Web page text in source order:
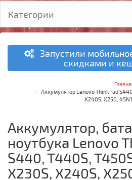
Категории
Запустили
скидками и
Аккумулятор Lenovo ThinkPad
X240S, X250,
Аккумулятор,
ноутбука Lenovo
S440, T440S,
X230S, X240S,